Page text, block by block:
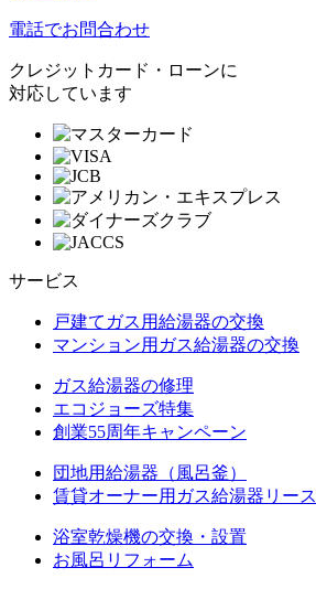
電話でお問合わせ
クレジットカード・ローンに
対応しています
サービス
戸建てガス用給湯器の交換
マンション用ガス給湯器の交換
ガス給湯器の修理
エコジョーズ特集
創業55周年キャンペーン
団地用給湯器（風呂釜）
賃貸オーナー用ガス給湯器リース
浴室乾燥機の交換・設置
お風呂リフォーム